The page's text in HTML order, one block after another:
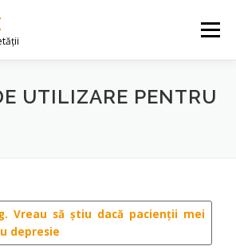
Menu
ARTICOLE
UTILIZARE PENTRU
Vreau să știu dacă pacienții mei
depresie